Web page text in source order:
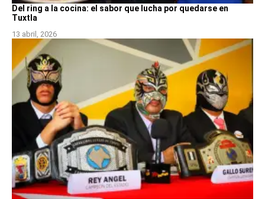
Del ring a la cocina: el sabor que lucha por quedarse en
Tuxtla
13 abril, 2026